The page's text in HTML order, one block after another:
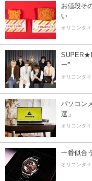
お値段そ
い
オリコンタ
ー”
オリコンタ
パソコン
選」
オリコンタ
一番似合
オリコンタ